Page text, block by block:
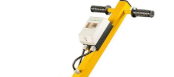
Varsiliippi - 900mm
+